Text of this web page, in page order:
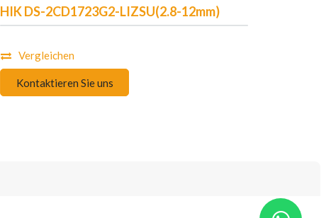
HIK DS-2CD1723G2-LIZSU(2.8-12mm)
Vergleichen
Kontaktieren Sie uns